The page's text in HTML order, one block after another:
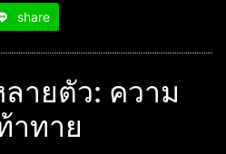
share
ลายตัว: ความ
าทาย